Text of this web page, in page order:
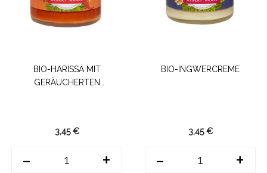
BIO-HARISSA MIT
GERÄUCHERTEN
3,45 €
- +
BIO-INGWERCREME
3,45 €
- +